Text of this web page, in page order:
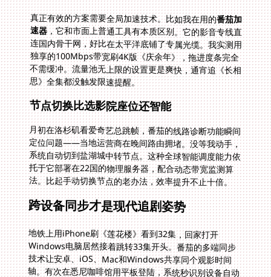
真正有效的方案需要全局加速技术。比如我在用的番茄加
速器，它和市面上普通工具有本质区别。它的影音专线直
连国内骨干网，好比在太平洋底铺了专属光缆。我实测用
独享的100Mbps带宽刷4K版《庆余年》，拖进度条完全
不需缓冲。流量池无上限的设置更是爽快，通宵追《长相
思》全集都没触发限速提醒。
节点切换比选影院座位还智能
月初在洛杉矶看爱奇艺总跳帧，番茄的线路诊断功能瞬间
定位问题——当地运营商在晚间路由拥堵。没等我动手，
系统自动切到盐湖城中转节点。这种全球智能调度能力依
托于它部署在22国的物理服务器，配合动态带宽监测算
法。比起手动切换节点的老办法，效率提升不止十倍。
跨设备同步才是现代追剧姿势
地铁上用iPhone刷《莲花楼》看到32集，回家打开
Windows电脑居然接着跳转33集开头。番茄的多端同步
技术让安卓、iOS、Mac和Windows共享同个观影时间
轴。有次在悉尼咖啡馆用平板登陆，系统秒识别设备自动